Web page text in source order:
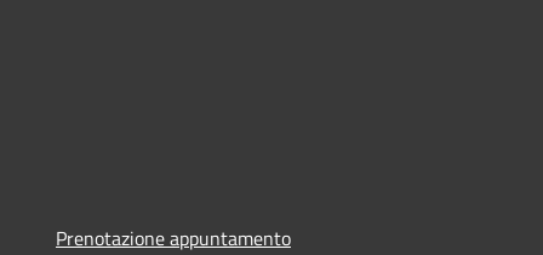
Prenotazione appuntamento